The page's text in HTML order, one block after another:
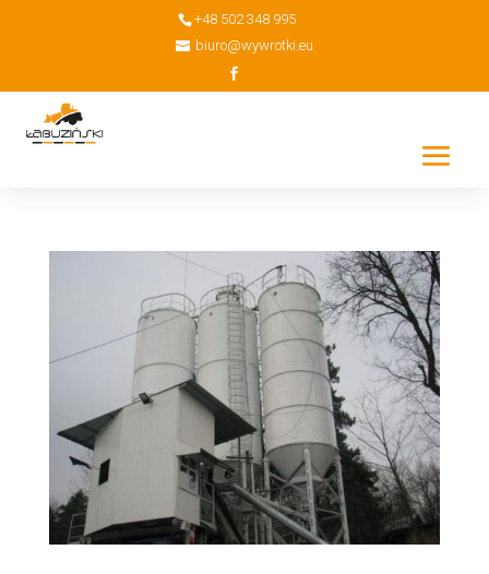
+48 502 348 995
biuro@wywrotki.eu